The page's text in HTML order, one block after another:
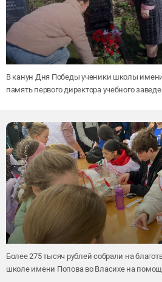
В канун Дня Победы ученики школы
память первого директора учебного
Более 275 тысяч рублей собрали на
школе имени Попова во Власихе на